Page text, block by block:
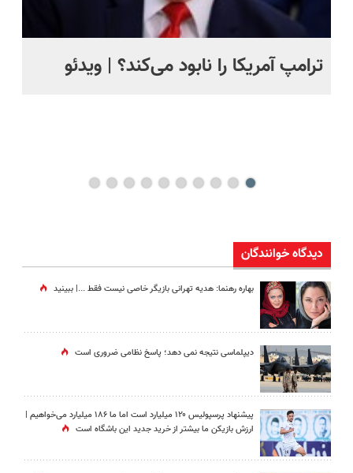
ترامپ آمریکا را نابود می‌کند؟ | ویدئو
دیدگاه خوانندگان
بهاره رهنما: هدیه تهرانی بازیگر خاصی نیست فقط ...|‌ ببینید
دیپلماسی نتیجه‌ نمی دهد؛ پاسخ نظامی ضروری است
پیشنهاد پرسپولیس ۱۲۰ میلیارد است اما ما ۱۸۶ میلیارد می‌خواهیم |
ارزش بازیکن ما بیشتر از خرید جدید این باشگاه است